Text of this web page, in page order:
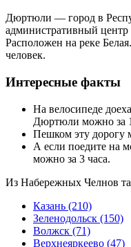
Дюртюли — город в
административный
Расположен на реке
человек.
Интересные факты
На велосипеде
Дюртюли можно за
Пешком эту дорогу
А если поедите на
можно за 3 часа.
Из Набережных Челнов
Казань (210)
Зеленодольск (150)
Волжск (71)
Верхнеяркеево (47)